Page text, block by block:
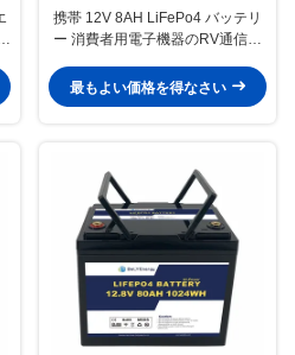
携帯 12V 8AH LiFePo4 バッテリ
ー 消費者用電子機器のRV通信ス
最もよい価格を得なさい